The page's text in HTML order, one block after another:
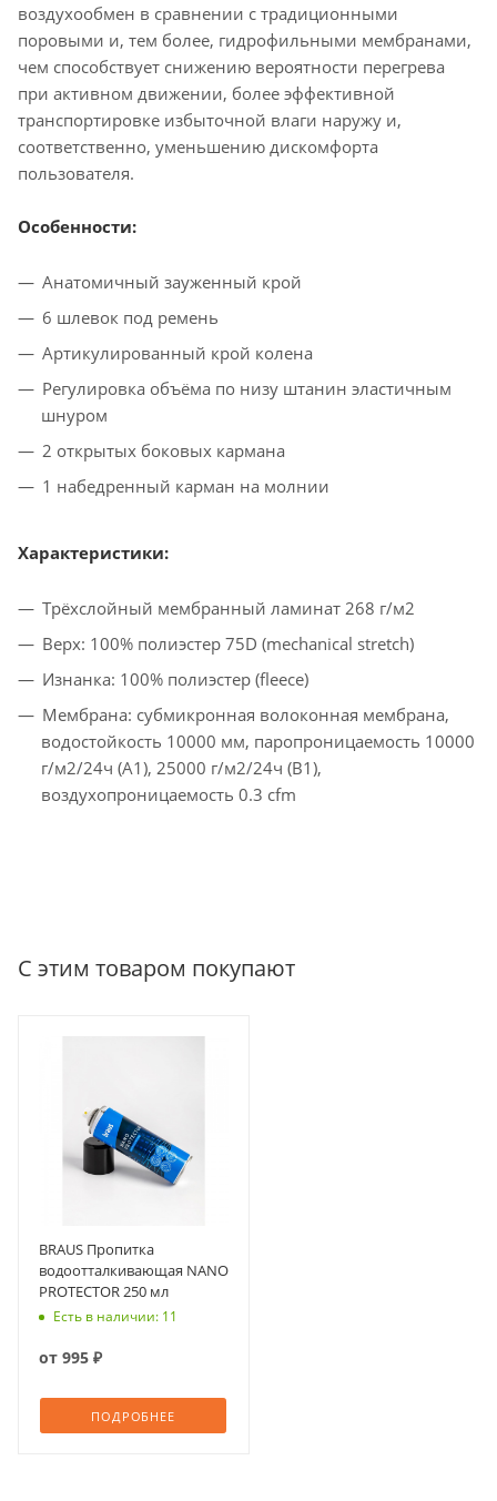
воздухообмен в сравнении с традиционными
поровыми и, тем более, гидрофильными мембранами,
чем способствует снижению вероятности перегрева
при активном движении, более эффективной
транспортировке избыточной влаги наружу и,
соответственно, уменьшению дискомфорта
пользователя.
Особенности:
Анатомичный зауженный крой
6 шлевок под ремень
Артикулированный крой колена
Регулировка объёма по низу штанин эластичным
шнуром
2 открытых боковых кармана
1 набедренный карман на молнии
Характеристики:
Трёхслойный мембранный ламинат 268 г/м2
Верх: 100% полиэстер 75D (mechanical stretch)
Изнанка: 100% полиэстер (fleece)
Мембрана: субмикронная волоконная мембрана,
водостойкость 10000 мм, паропроницаемость 10000
г/м2/24ч (A1), 25000 г/м2/24ч (B1),
воздухопроницаемость 0.3 cfm
С этим товаром покупают
BRAUS Пропитка
водоотталкивающая NANO
PROTECTOR 250 мл
Есть в наличии: 11
от 995 ₽
ПОДРОБНЕЕ